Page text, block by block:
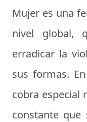
Mujer es una
nivel global,
erradicar la
sus formas.
cobra especial
constante que